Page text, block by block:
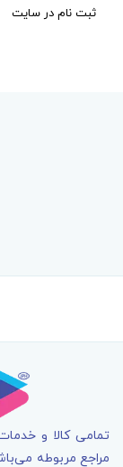
ثبت نام در سایت
تمامی کالا و
مراجع مربوطه